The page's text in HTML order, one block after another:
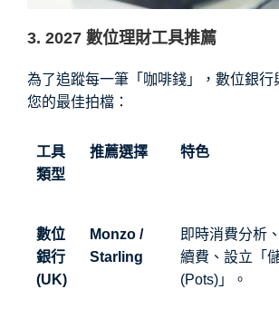
3. 2027 數位理財工具推薦
為了追蹤每一筆「咖啡錢」，數位銀行
您的最佳拍檔：
工具
類型
推薦選擇 特色
數位
銀行
(UK)
Monzo /
Starling
即時消費分析
續費、設立「
(Pots)」。